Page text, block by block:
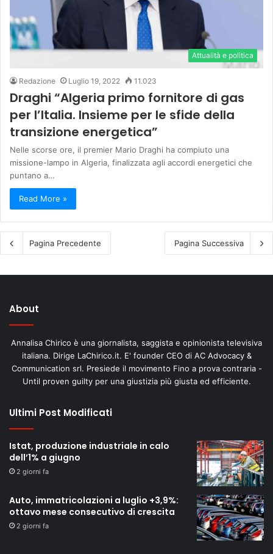
Attualità e politica
Redazione Luglio 19, 2022 11.023
Draghi “Algeria primo fornitore di gas
per l’Italia. Insieme per le sfide della
transizione energetica”
Nelle scorse ore, il premier Mario Draghi ha compiuto una
missione-lampo in Algeria, finalizzata agli accordi energetici che
puntano a…
Read More »
Pagina Precedente Pagina Successiva
About
Annalisa Chirico è una giornalista, saggista e opinionista televisiva
italiana. Dirige LaChirico.it. E' founder CEO di AC Advocacy &
Communication srl. Presiede il movimento Fino a prova contraria -
Until proven guilty per una giustizia più giusta ed efficiente.
Ultimi Post Modificati
Istat, produzione industriale in calo
dell’1% a giugno
2 giorni fa
Auto, immatricolazioni a luglio +3,9%:
ottavo mese consecutivo di crescita
2 giorni fa